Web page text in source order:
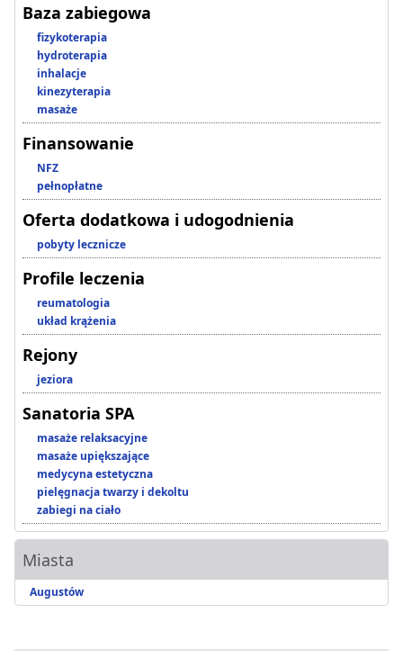
Baza zabiegowa
fizykoterapia
hydroterapia
inhalacje
kinezyterapia
masaże
Finansowanie
NFZ
pełnopłatne
Oferta dodatkowa i udogodnienia
pobyty lecznicze
Profile leczenia
reumatologia
układ krążenia
Rejony
jeziora
Sanatoria SPA
masaże relaksacyjne
masaże upiększające
medycyna estetyczna
pielęgnacja twarzy i dekoltu
zabiegi na ciało
Miasta
Augustów